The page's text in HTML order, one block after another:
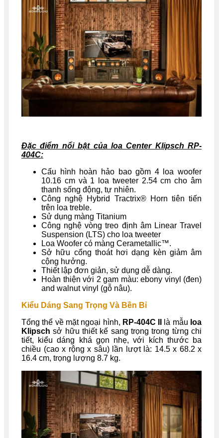
Đặc điểm nổi bật của loa Center Klipsch RP-
404C:
Cấu hình hoàn hảo bao gồm 4 loa woofer
10.16 cm và 1 loa tweeter 2.54 cm cho âm
thanh sống động, tự nhiên.
Công nghệ Hybrid Tractrix® Horn tiên tiến
trên loa treble.
Sử dụng màng Titanium
Công nghệ vòng treo định âm Linear Travel
Suspension (LTS) cho loa tweeter
Loa Woofer có màng Cerametallic™.
Sở hữu cổng thoát hơi dạng kèn giảm âm
cộng hưởng.
Thiết lập đơn giản, sử dụng dễ dàng.
Hoàn thiện với 2 gam màu: ebony vinyl (đen)
and walnut vinyl (gỗ nâu).
Kiểu Dáng Sang Trọng Và Bền Bỉ
Tổng thể về mặt ngoại hình, RP-404C II là mẫu loa
Klipschsở hữu thiết kế sang trọng trong từng chi
tiết, kiểu dáng khá gọn nhẹ, với kích thước ba
chiều (cao x rộng x sâu) lần lượt là: 14.5 x 68.2 x
16.4 cm, trọng lượng 8.7 kg.